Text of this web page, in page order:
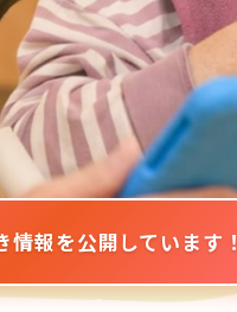
情報を公開しています！